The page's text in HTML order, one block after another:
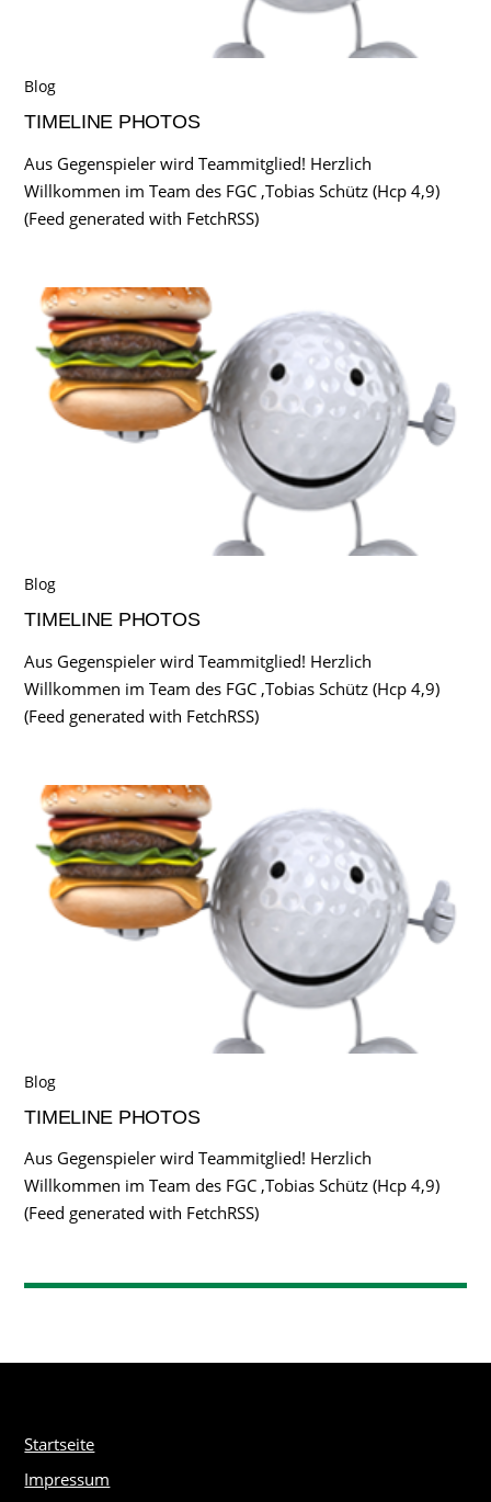
Blog
TIMELINE PHOTOS
Aus Gegenspieler wird Teammitglied! Herzlich
Willkommen im Team des FGC ,Tobias Schütz (Hcp 4,9)
(Feed generated with FetchRSS)
Blog
TIMELINE PHOTOS
Aus Gegenspieler wird Teammitglied! Herzlich
Willkommen im Team des FGC ,Tobias Schütz (Hcp 4,9)
(Feed generated with FetchRSS)
Blog
TIMELINE PHOTOS
Aus Gegenspieler wird Teammitglied! Herzlich
Willkommen im Team des FGC ,Tobias Schütz (Hcp 4,9)
(Feed generated with FetchRSS)
Startseite
Impressum